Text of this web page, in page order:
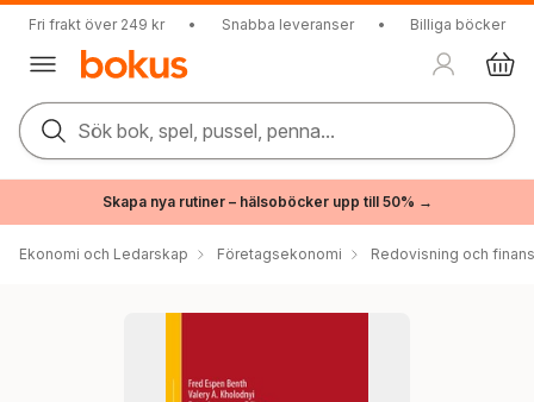
Fri frakt över 249 kr • Snabba leveranser • Billiga böcker
Sök bok, spel, pussel, penna...
Skapa nya rutiner – hälsoböcker upp till 50% →
Ekonomi och Ledarskap Företagsekonomi Redovisning och